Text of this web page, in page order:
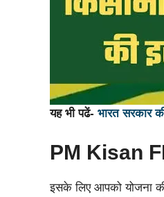
यह भी पढें- भारत सरकार
PM Kisan
इसके लिए आपको योजना